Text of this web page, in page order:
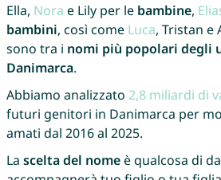
Ella, Nora e Lily per le bambine,
bambini, così come Luca, Tristan e
sono tra i nomi più popolari degli
Danimarca.
Abbiamo analizzato 2,8 miliardi di
futuri genitori in Danimarca per
amati dal 2016 al 2025.
La scelta del nomeè qualcosa di